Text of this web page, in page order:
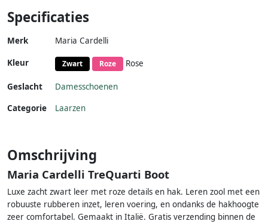
Specificaties
Merk Maria Cardelli
Kleur Zwart Roze Rose
Geslacht
Damesschoenen
Categorie
Laarzen
Omschrijving
Maria Cardelli TreQuarti Boot
Luxe zacht zwart leer met roze details en hak. Leren zool met een
robuuste rubberen inzet, leren voering, en ondanks de hakhoogte
zeer comfortabel. Gemaakt in Italië. Gratis verzending binnen de